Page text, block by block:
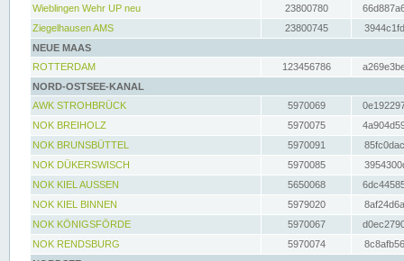
Wieblingen Wehr UP neu
23800780
Ziegelhausen AMS
23800745
NEUE MAAS
ROTTERDAM
123456786
NORD-OSTSEE-KANAL
AWK STROHBRÜCK
5970069
NOK BREIHOLZ
5970075
NOK BRUNSBÜTTEL
5970091
NOK DÜKERSWISCH
5970085
NOK KIEL AUSSEN
5650068
NOK KIEL BINNEN
5979020
NOK KÖNIGSFÖRDE
5970067
NOK RENDSBURG
5970074